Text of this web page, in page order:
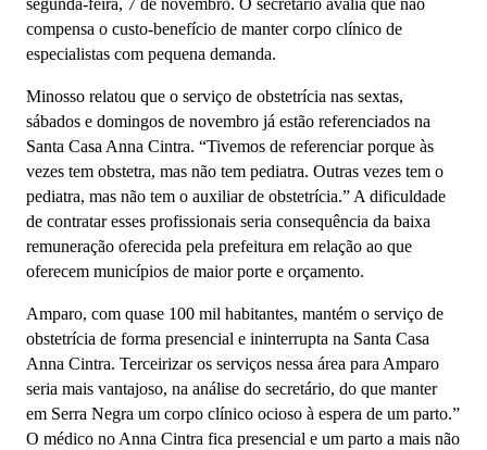
segunda-feira, 7 de novembro. O secretário avalia que não
compensa o custo-benefício de manter corpo clínico de
especialistas com pequena demanda.
Minosso relatou que o serviço de obstetrícia nas sextas,
sábados e domingos de novembro já estão referenciados na
Santa Casa Anna Cintra. “Tivemos de referenciar porque às
vezes tem obstetra, mas não tem pediatra. Outras vezes tem o
pediatra, mas não tem o auxiliar de obstetrícia.” A dificuldade
de contratar esses profissionais seria consequência da baixa
remuneração oferecida pela prefeitura em relação ao que
oferecem municípios de maior porte e orçamento.
Amparo, com quase 100 mil habitantes, mantém o serviço de
obstetrícia de forma presencial e ininterrupta na Santa Casa
Anna Cintra. Terceirizar os serviços nessa área para Amparo
seria mais vantajoso, na análise do secretário, do que manter
em Serra Negra um corpo clínico ocioso à espera de um parto.”
O médico no Anna Cintra fica presencial e um parto a mais não